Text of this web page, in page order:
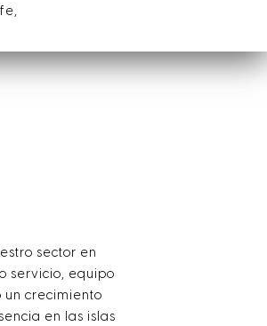
sector en
servicio, equipo
un crecimiento
en las islas